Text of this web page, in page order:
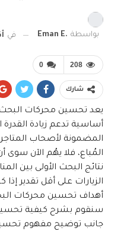
بواسطة .Eman E في
0 208
شارك
يعد تحسين محركات البحث
أساسية تدعم زيادة القدرة
المضمونة لأصحاب المتاجر
المُباع، فلا يهُم الآن
نتائج البحث الأولى بين
الزيارات على أقل تقدير
أهداف تحسين محركات
سنقوم بشرح كيفية تحسين
جانب توضيح مفهوم